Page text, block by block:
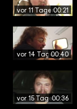
vor 11 Tagen00:21
vor 14 Tagen00:40
vor 15 Tagen00:36